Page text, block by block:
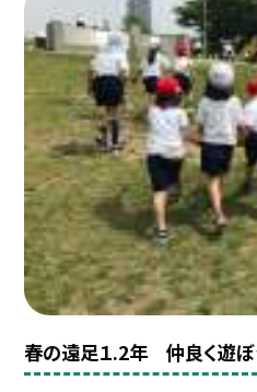
春の遠足１.2年 仲良く遊ぼ